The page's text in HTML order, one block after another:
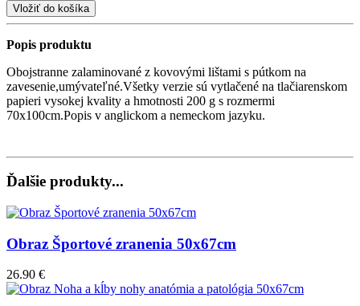
Popis produktu
Obojstranne zalaminované z kovovými lištami s pútkom na
zavesenie,umývateľné.Všetky verzie sú vytlačené na tlačiarenskom
papieri vysokej kvality a hmotnosti 200 g s rozmermi
70x100cm.Popis v anglickom a nemeckom jazyku.
Ďalšie produkty...
Obraz Športové zranenia 50x67cm
26.90 €